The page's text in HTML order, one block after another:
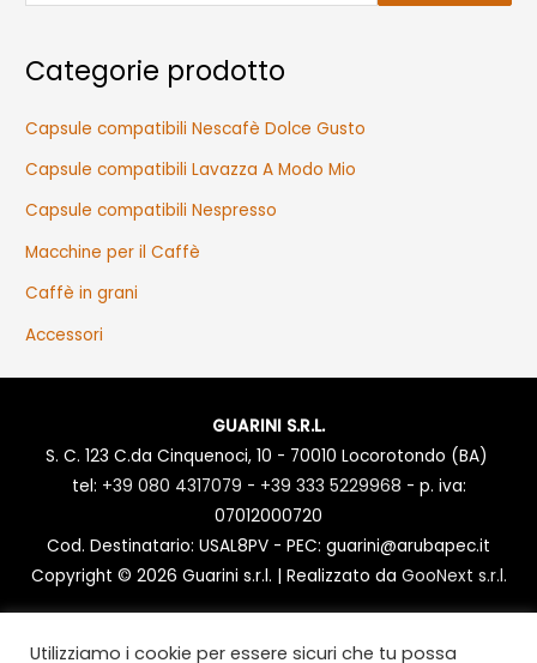
a
Categorie prodotto
Capsule compatibili Nescafè Dolce Gusto
Capsule compatibili Lavazza A Modo Mio
Capsule compatibili Nespresso
Macchine per il Caffè
Caffè in grani
Accessori
GUARINI S.R.L.
S. C. 123 C.da Cinquenoci, 10 - 70010 Locorotondo (BA)
tel: +39 080 4317079 - +39 333 5229968 - p. iva:
07012000720
Cod. Destinatario: USAL8PV - PEC: guarini@arubapec.it
Copyright © 2026 Guarini s.r.l. | Realizzato da GooNext s.r.l.
Utilizziamo i cookie per essere sicuri che tu possa